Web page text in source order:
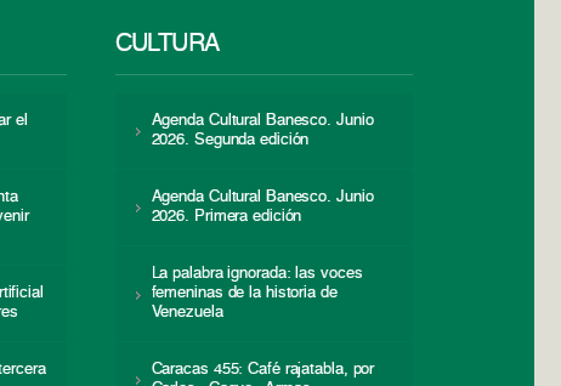
el
CULTURA
Agenda Cultural Banesco. Junio
2026. Segunda edición
Agenda Cultural Banesco. Junio
2026. Primera edición
La palabra ignorada: las voces
femeninas de la historia de
Venezuela
Caracas 455: Café rajatabla, por